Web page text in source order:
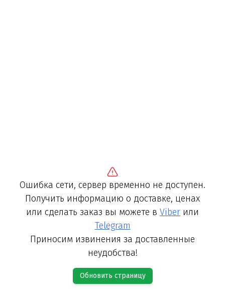
Ошибка сети, сервер временно не доступен.
Получить информацию о доставке, ценах
или сделать заказ вы можете в Viber или
Telegram
Приносим извинения за доставленные
неудобства!
Обновить страницу